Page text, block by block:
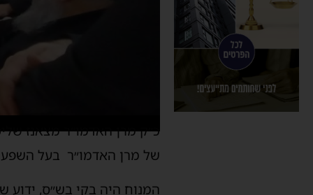
כ״ק מרן האדמו״ר מצאנז
של מרן האדמו״ר בעל השפע
המנוח היה בקי בש״ס, ידוע